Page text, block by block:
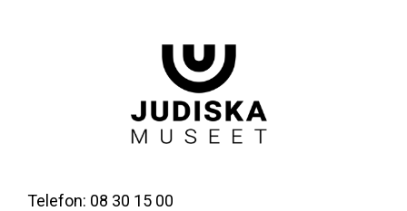
Telefon: 08 30 15 00